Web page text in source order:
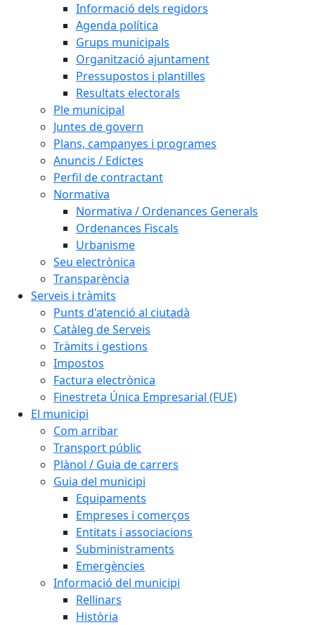
Informació dels regidors
Agenda política
Grups municipals
Organització ajuntament
Pressupostos i plantilles
Resultats electorals
Ple municipal
Juntes de govern
Plans, campanyes i programes
Anuncis / Edictes
Perfil de contractant
Normativa
Normativa / Ordenances Generals
Ordenances Fiscals
Urbanisme
Seu electrònica
Transparència
Serveis i tràmits
Punts d'atenció al ciutadà
Catàleg de Serveis
Tràmits i gestions
Impostos
Factura electrònica
Finestreta Única Empresarial (FUE)
El municipi
Com arribar
Transport públic
Plànol / Guia de carrers
Guia del municipi
Equipaments
Empreses i comerços
Entitats i associacions
Subministraments
Emergències
Informació del municipi
Rellinars
Història